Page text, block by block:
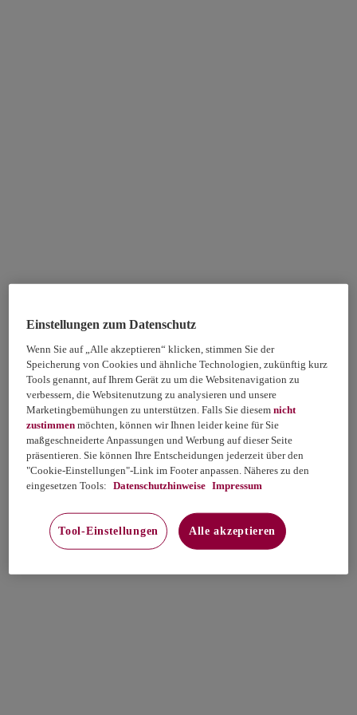
Einstellungen zum Datenschutz
Wenn Sie auf „Alle akzeptieren“ klicken, stimmen Sie der
Speicherung von Cookies und ähnliche Technologien, zukünftig kurz
Tools genannt, auf Ihrem Gerät zu um die Websitenavigation zu
verbessern, die Websitenutzung zu analysieren und unsere
Marketingbemühungen zu unterstützen. Falls Sie diesemnicht
zustimmen möchten, können wir Ihnen leider keine für Sie
maßgeschneiderte Anpassungen und Werbung auf dieser Seite
präsentieren. Sie können Ihre Entscheidungen jederzeit über den
"Cookie-Einstellungen"-Link im Footer anpassen. Näheres zu den
eingesetzen Tools: Datenschutzhinweise Impressum
Tool-Einstellungen Alle akzeptieren